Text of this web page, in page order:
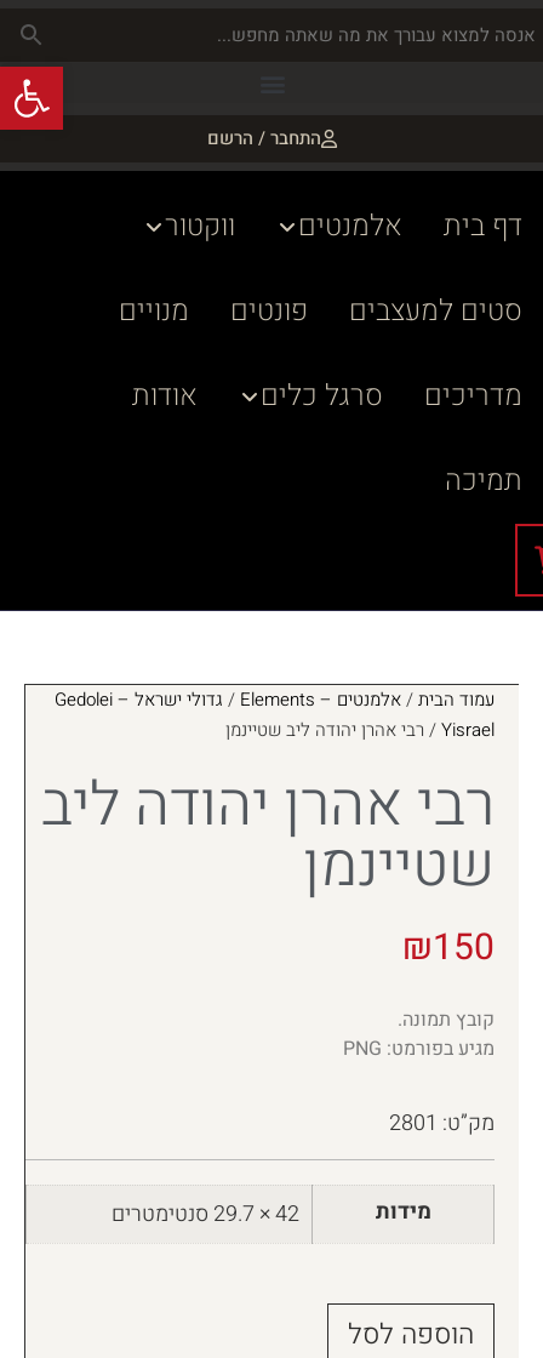
התחבר / הרשם
דף בית אלמנטים
ווקטור
סטים למעצבים
פונטים
מנויים
מדריכים
סרגל כלים
אודות
תמיכה
עמוד הבית/אלמנטים – Elements /
גדולי ישראל – Gedolei
Yisrael/ רבי אהרן יהודה ליב שטיינמן
רבי אהרן יהודה ליב
שטיינמן
₪150
קובץ תמונה.
מגיע בפורמט: PNG
מק”ט: 2801
מידות 42 × 29.7 סנטימטרים
הוספה לסל